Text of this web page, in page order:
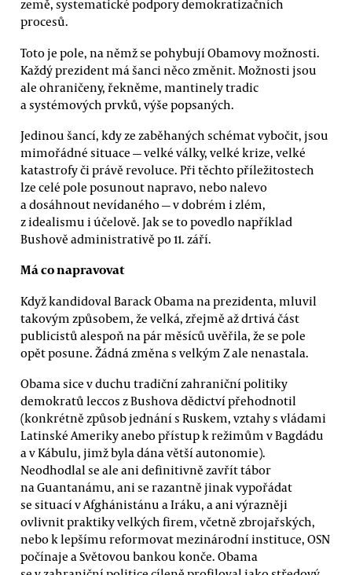
země, systematické podpory demokratizačních
procesů.
Toto je pole, na němž se pohybují Obamovy možnosti.
Každý prezident má šanci něco změnit. Možnosti jsou
ale ohraničeny, řekněme, mantinely tradic
a systémových prvků, výše popsaných.
Jedinou šancí, kdy ze zaběhaných schémat vybočit, jsou
mimořádné situace — velké války, velké krize, velké
katastrofy či právě revoluce. Při těchto příležitostech
lze celé pole posunout napravo, nebo nalevo
a dosáhnout nevídaného — v dobrém i zlém,
z idealismu i účelově. Jak se to povedlo například
Bushově administrativě po 11. září.
Má co napravovat
Když kandidoval Barack Obama na prezidenta, mluvil
takovým způsobem, že velká, zřejmě až drtivá část
publicistů alespoň na pár měsíců uvěřila, že se pole
opět posune. Žádná změna s velkým Z ale nenastala.
Obama sice v duchu tradiční zahraniční politiky
demokratů leccos z Bushova dědictví přehodnotil
(konkrétně způsob jednání s Ruskem, vztahy s vládami
Latinské Ameriky anebo přístup k režimům v Bagdádu
a v Kábulu, jimž byla dána větší autonomie).
Neodhodlal se ale ani definitivně zavřít tábor
na Guantanámu, ani se razantně jinak vypořádat
se situací v Afghánistánu a Iráku, a ani výrazněji
ovlivnit praktiky velkých firem, včetně zbrojařských,
nebo k lepšímu reformovat mezinárodní instituce, OSN
počínaje a Světovou bankou konče. Obama